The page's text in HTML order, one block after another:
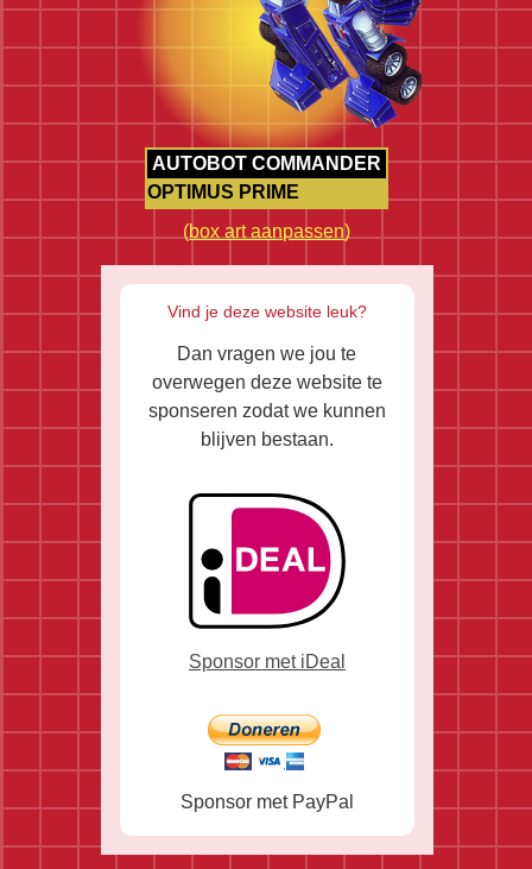
AUTOBOT COMMANDER
OPTIMUS PRIME
(box art aanpassen)
Vind je deze website leuk?
Dan vragen we jou te
overwegen deze website te
sponseren zodat we kunnen
blijven bestaan.
Sponsor met iDeal
Sponsor met PayPal